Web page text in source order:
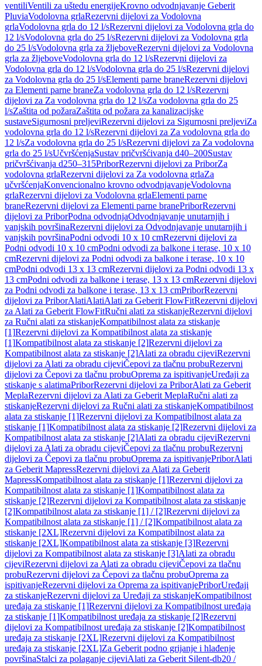
ventiliVentili za uštedu energijeKrovno odvodnjavanje Geberit
PluviaVodolovna grlaRezervni dijelovi za Vodolovna
grlaVodolovna grla do 12 l/sRezervni dijelovi za Vodolovna grla do
12 l/sVodolovna grla do 25 l/sRezervni dijelovi za Vodolovna grla
do 25 l/sVodolovna grla za žljeboveRezervni dijelovi za Vodolovna
grla za žljeboveVodolovna grla do 12 l/sRezervni dijelovi za
Vodolovna grla do 12 l/sVodolovna grla do 25 l/sRezervni dijelovi
za Vodolovna grla do 25 l/sElementi parne braneRezervni dijelovi
za Elementi parne braneZa vodolovna grla do 12 l/sRezervni
dijelovi za Za vodolovna grla do 12 l/sZa vodolovna grla do 25
l/sZaštita od požaraZaštita od požara za kanalizacijske
sustaveSigurnosni preljeviRezervni dijelovi za Sigurnosni preljeviZa
vodolovna grla do 12 l/sRezervni dijelovi za Za vodolovna grla do
12 l/sZa vodolovna grla do 25 l/sRezervni dijelovi za Za vodolovna
grla do 25 l/sUčvršćenjaSustav pričvršćivanja d40–200Sustav
pričvršćivanja d250–315PriborRezervni dijelovi za PriborZa
vodolovna grlaRezervni dijelovi za Za vodolovna grlaZa
učvršćenjaKonvencionalno krovno odvodnjavanjeVodolovna
grlaRezervni dijelovi za Vodolovna grlaElementi parne
braneRezervni dijelovi za Elementi parne branePriborRezervni
dijelovi za PriborPodna odvodnjaOdvodnjavanje unutarnjih i
vanjskih površinaRezervni dijelovi za Odvodnjavanje unutarnjih i
vanjskih površinaPodni odvodi 10 x 10 cmRezervni dijelovi za
Podni odvodi 10 x 10 cmPodni odvodi za balkone i terase, 10 x 10
cmRezervni dijelovi za Podni odvodi za balkone i terase, 10 x 10
cmPodni odvodi 13 x 13 cmRezervni dijelovi za Podni odvodi 13 x
13 cmPodni odvodi za balkone i terase, 13 x 13 cmRezervni dijelovi
za Podni odvodi za balkone i terase, 13 x 13 cmPriborRezervni
dijelovi za PriborAlatiAlatiAlati za Geberit FlowFitRezervni dijelovi
za Alati za Geberit FlowFitRučni alati za stiskanjeRezervni dijelovi
za Ručni alati za stiskanjeKompatibilnost alata za stiskanje
[1]Rezervni dijelovi za Kompatibilnost alata za stiskanje
[1]Kompatibilnost alata za stiskanje [2]Rezervni dijelovi za
Kompatibilnost alata za stiskanje [2]Alati za obradu cijeviRezervni
dijelovi za Alati za obradu cijeviČepovi za tlačnu probuRezervni
dijelovi za Čepovi za tlačnu probuOprema za ispitivanjeUređaji za
stiskanje s alatimaPriborRezervni dijelovi za PriborAlati za Geberit
MeplaRezervni dijelovi za Alati za Geberit MeplaRučni alati za
stiskanjeRezervni dijelovi za Ručni alati za stiskanjeKompatibilnost
alata za stiskanje [1]Rezervni dijelovi za Kompatibilnost alata za
stiskanje [1]Kompatibilnost alata za stiskanje [2]Rezervni dijelovi za
Kompatibilnost alata za stiskanje [2]Alati za obradu cijeviRezervni
dijelovi za Alati za obradu cijeviČepovi za tlačnu probuRezervni
dijelovi za Čepovi za tlačnu probuOprema za ispitivanjePriborAlati
za Geberit MapressRezervni dijelovi za Alati za Geberit
MapressKompatibilnost alata za stiskanje [1]Rezervni dijelovi za
Kompatibilnost alata za stiskanje [1]Kompatibilnost alata za
stiskanje [2]Rezervni dijelovi za Kompatibilnost alata za stiskanje
[2]Kompatibilnost alata za stiskanje [1] / [2]Rezervni dijelovi za
Kompatibilnost alata za stiskanje [1] / [2]Kompatibilnost alata za
stiskanje [2XL]Rezervni dijelovi za Kompatibilnost alata za
stiskanje [2XL]Kompatibilnost alata za stiskanje [3]Rezervni
dijelovi za Kompatibilnost alata za stiskanje [3]Alati za obradu
cijeviRezervni dijelovi za Alati za obradu cijeviČepovi za tlačnu
probuRezervni dijelovi za Čepovi za tlačnu probuOprema za
ispitivanjeRezervni dijelovi za Oprema za ispitivanjePriborUređaji
za stiskanjeRezervni dijelovi za Uređaji za stiskanjeKompatibilnost
uređaja za stiskanje [1]Rezervni dijelovi za Kompatibilnost uređaja
za stiskanje [1]Kompatibilnost uređaja za stiskanje [2]Rezervni
dijelovi za Kompatibilnost uređaja za stiskanje [2]Kompatibilnost
uređaja za stiskanje [2XL]Rezervni dijelovi za Kompatibilnost
uređaja za stiskanje [2XL]Za Geberit podno grijanje i hlađenje
površinaStalci za polaganje cijeviAlati za Geberit Silent-db20 /